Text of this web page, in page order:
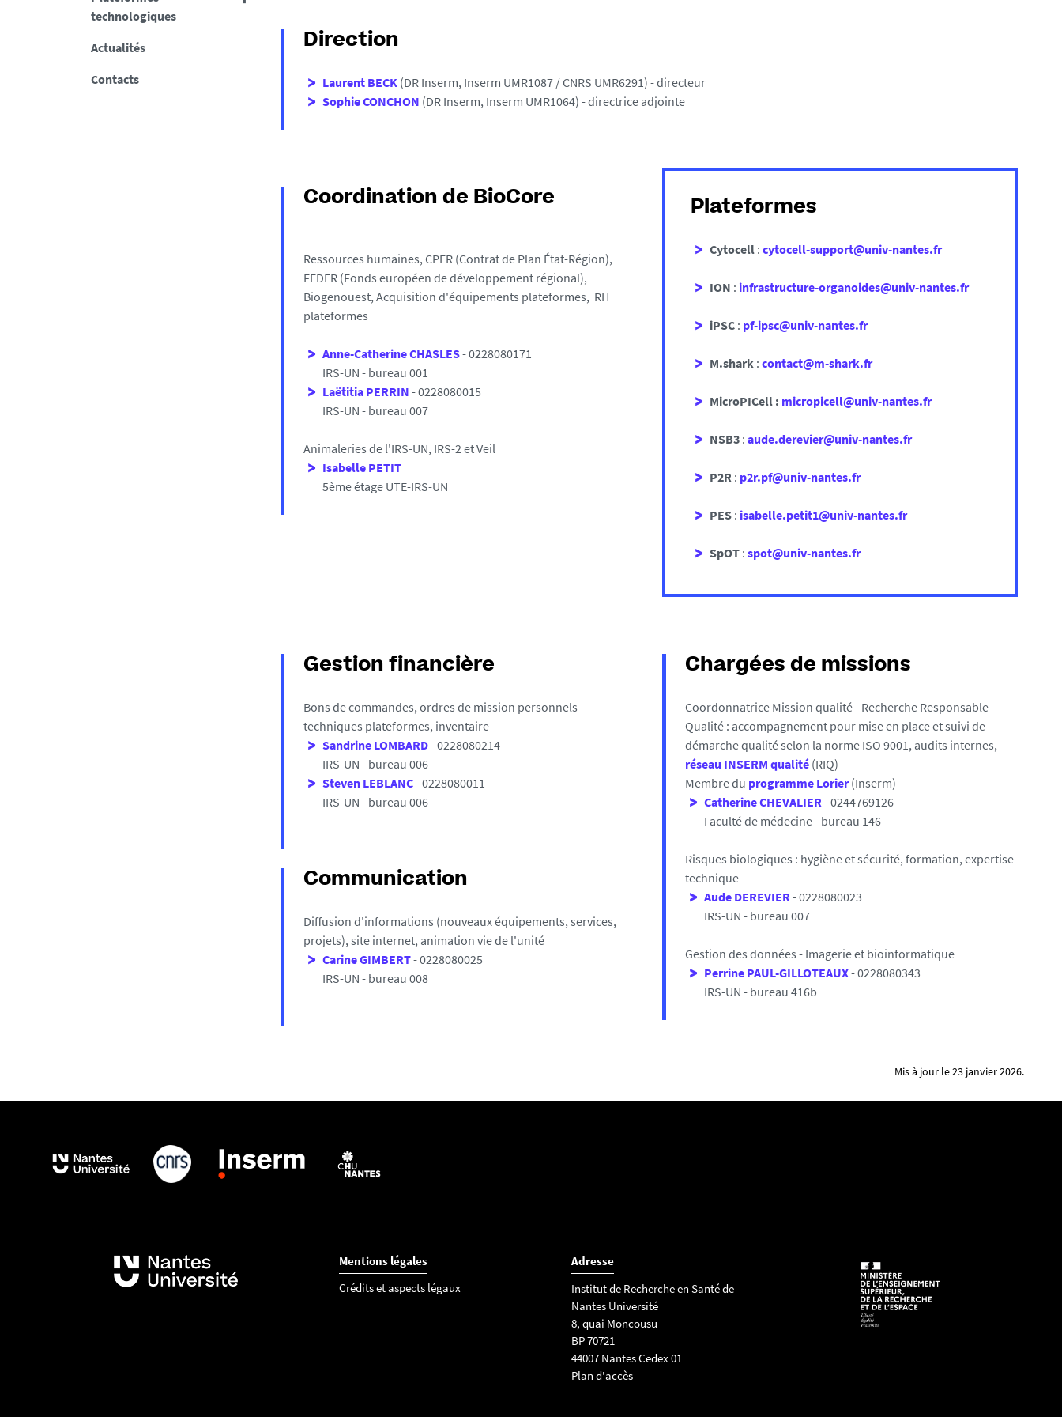
technologiques
Actualités
Contacts
Direction
Laurent BECK (DR Inserm, Inserm UMR1087 / CNRS UMR6291) - directeur
Sophie CONCHON (DR Inserm, Inserm UMR1064) - directrice adjointe
Coordination de BioCore
Ressources humaines, CPER (Contrat de Plan État-Région),
FEDER (Fonds européen de développement régional),
Biogenouest, Acquisition d'équipements plateformes, RH
plateformes
Anne-Catherine CHASLES- 0228080171
IRS-UN - bureau 001
Laëtitia PERRIN - 0228080015
IRS-UN - bureau 007
Animaleries de l'IRS-UN, IRS-2 et Veil
Isabelle PETIT
5ème étage UTE-IRS-UN
Plateformes
Cytocell: cytocell-support@univ-nantes.fr
ION : infrastructure-organoides@univ-nantes.fr
iPSC: pf-ipsc@univ-nantes.fr
M.shark: contact@m-shark.fr
MicroPICell : micropicell@univ-nantes.fr
NSB3: aude.derevier@univ-nantes.fr
P2R: p2r.pf@univ-nantes.fr
PES : isabelle.petit1@univ-nantes.fr
SpOT: spot@univ-nantes.fr
Gestion financière
Bons de commandes, ordres de mission personnels
techniques plateformes, inventaire
Sandrine LOMBARD- 0228080214
IRS-UN - bureau 006
Steven LEBLANC- 0228080011
IRS-UN - bureau 006
Communication
Diffusion d'informations (nouveaux équipements, services,
projets), site internet, animation vie de l'unité
Carine GIMBERT- 0228080025
IRS-UN - bureau 008
Chargées de missions
Coordonnatrice Mission qualité - Recherche Responsable
Qualité : accompagnement pour mise en place et suivi de
démarche qualité selon la norme ISO 9001, audits internes,
réseau INSERM qualité(RIQ)
Membre du programme Lorier(Inserm)
Catherine CHEVALIER- 0244769126
Faculté de médecine - bureau 146
Risques biologiques : hygiène et sécurité, formation, expertise
technique
Aude DEREVIER- 0228080023
IRS-UN - bureau 007
Gestion des données - Imagerie et bioinformatique
Perrine PAUL-GILLOTEAUX- 0228080343
IRS-UN - bureau 416b
Mis à jour le 23 janvier 2026.
Mentions légales
Crédits et aspects légaux
Adresse
Institut de Recherche en Santé de
Nantes Université
8, quai Moncousu
BP 70721
44007 Nantes Cedex 01
Plan d'accès